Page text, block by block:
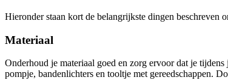
Hieronder staan kort de belangrijkste dingen beschreven
Materiaal
Onderhoud je materiaal goed en zorg ervoor dat je
pompje, bandenlichters en tooltje met gereedschappen.